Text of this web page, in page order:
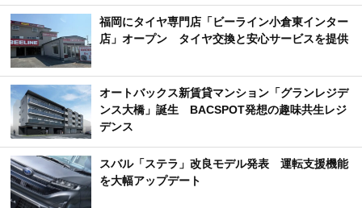
福岡にタイヤ専門店「ビーライン小倉東インター
店」オープン タイヤ交換と安心サービスを提供
オートバックス新賃貸マンション「グランレジデ
ンス大橋」誕生 BACSPOT発想の趣味共生レジ
デンス
スバル「ステラ」改良モデル発表 運転支援機能
を大幅アップデート